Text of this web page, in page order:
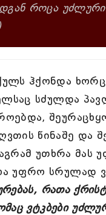
როცა
ჰქონდა
სძულდა
წინაშე და
უთხრა მას
უფრო სრულად
რათა
ვტკბები